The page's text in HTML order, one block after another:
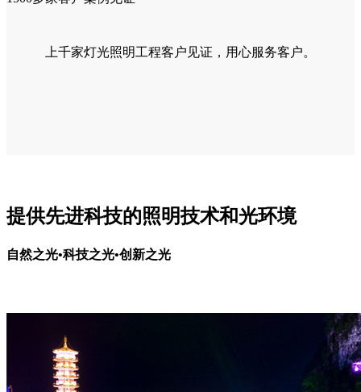
上千家灯光照明工程客户见证，用心服务客户。
提供先进科技的照明技术和光环境
自然之光•科技之光•创新之光